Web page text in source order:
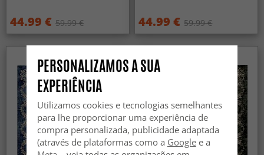
44.99 € 59.99 € 44.99 € 59.99 €
PERSONALIZAMOS A SUA
EXPERIÊNCIA
Utilizamos cookies e tecnologias semelhantes
para lhe proporcionar uma experiência de
compra personalizada, publicidade adaptada
(através de plataformas como a Googlee a